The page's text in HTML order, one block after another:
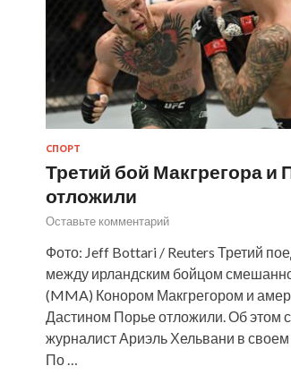
СПОРТ
Третий бой Макгрегора и
отложили
Оставьте комментарий
Фото: Jeff Bottari / Reuters Третий
между ирландским бойцом
(MMA) Конором Макгрегором и
Дастином Порье отложили. Об этом
журналист Ариэль Хельвани в
По …